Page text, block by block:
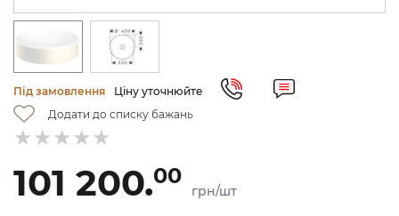
Під замовлення
Ціну уточнюйте
Додати до списку бажань
101 200.00
грн/шт